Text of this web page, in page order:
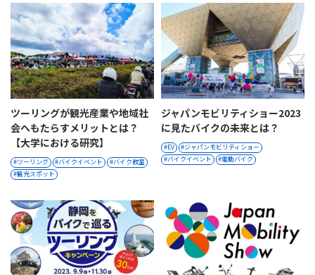
ツーリングが観光産業や地域社
会へもたらすメリットとは？
【大学における研究】
ツーリング バイクイベント
バイク教室
観光スポット
ジャパンモビリティショー2023
に見たバイクの未来とは？
EV
ジャパンモビリティショー
バイクイベント
電動バイク